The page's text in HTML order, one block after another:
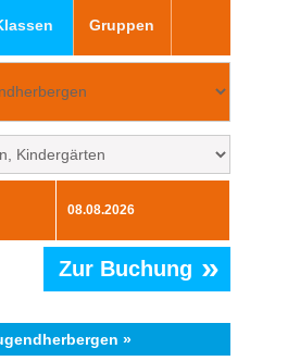
Gruppen
Zur Buchung »
»